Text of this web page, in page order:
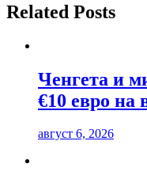
Related Posts
Ченгета и
€10 евро на
август 6, 2026